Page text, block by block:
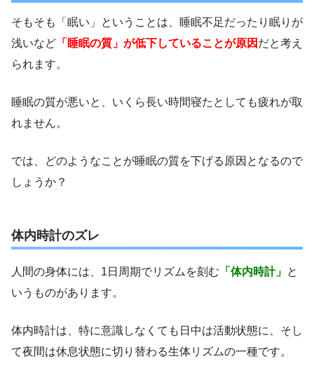
そもそも「眠い」ということは、睡眠不足だったり眠りが
浅いなど 「睡眠の質」が低下していることが原因 だと考え
られます。
睡眠の質が悪いと、いくら長い時間寝たとしても疲れが取
れません。
では、どのようなことが睡眠の質を下げる原因となるので
しょうか？
体内時計のズレ
人間の身体には、1日周期でリズムを刻む 「体内時計」 と
いうものがあります。
体内時計は、特に意識しなくても日中は活動状態に、そし
て夜間は休息状態に切り替わる生体リズムの一種です。